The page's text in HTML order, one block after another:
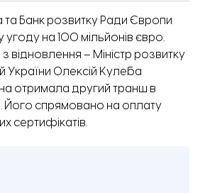
та Банк розвитку Ради Європи
угоду на 100 мільйонів євро.
з відновлення – Міністр розвитку
України Олексій Кулеба
отримала другий транш в
Його спрямовано на оплату
сертифікатів.